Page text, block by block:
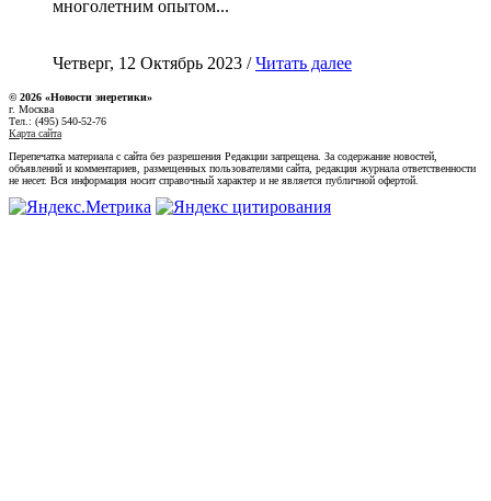
многолетним опытом...
Четверг, 12 Октябрь 2023 /Читать далее
© 2026 «Новости энеретики»
г. Москва
Тел.: (495) 540-52-76
Карта сайта
Перепечатка материала с сайта без разрешения Редакции запрещена. За содержание новостей,
объявлений и комментариев, размещенных пользователями сайта, редакция журнала ответственности
не несет. Вся информация носит справочный характер и не является публичной офертой.